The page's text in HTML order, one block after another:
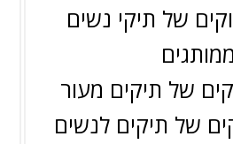
של תיקי נשים
ממותגים
של תיקים מעור
של תיקים לנשים